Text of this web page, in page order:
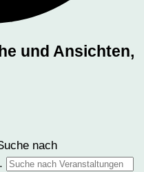
und Ansichten,
nach